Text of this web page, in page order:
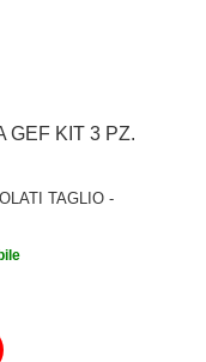
GEF KIT 3 PZ.
TAGLIO -